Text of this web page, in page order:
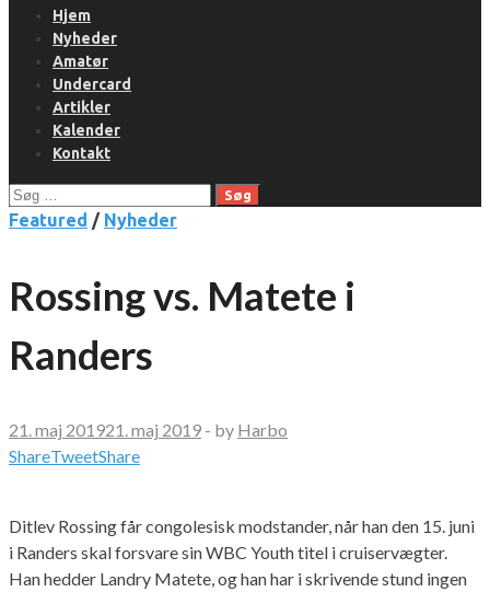
Hjem
Nyheder
Amatør
Undercard
Artikler
Kalender
Kontakt
Søg
efter:
Featured / Nyheder
Rossing vs. Matete i
Randers
21. maj 201921. maj 2019 - by Harbo
ShareTweetShare
Ditlev Rossing får congolesisk modstander, når han den 15. juni
i Randers skal forsvare sin WBC Youth titel i cruiservægter.
Han hedder Landry Matete, og han har i skrivende stund ingen